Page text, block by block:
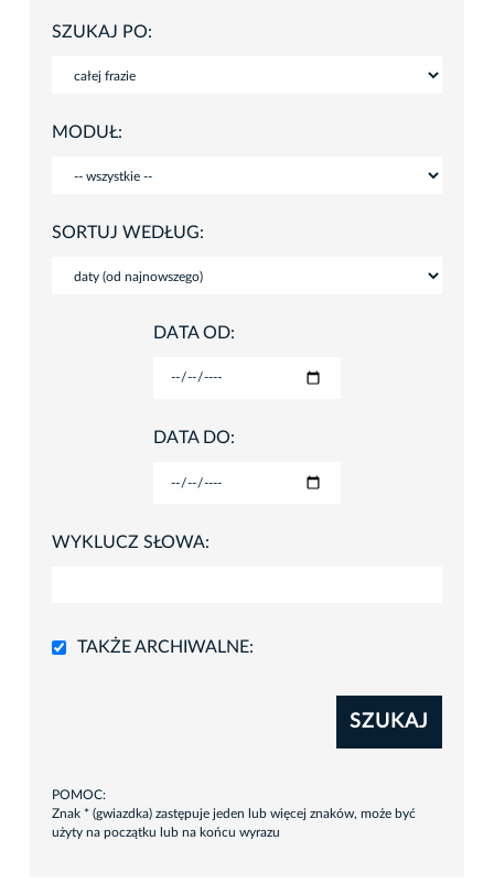
SZUKAJ PO:
MODUŁ:
SORTUJ WEDŁUG:
DATA OD:
DATA DO:
WYKLUCZ SŁOWA:
TAKŻE ARCHIWALNE:
SZUKAJ
POMOC:
Znak * (gwiazdka) zastępuje jeden lub więcej znaków, może być
użyty na początku lub na końcu wyrazu